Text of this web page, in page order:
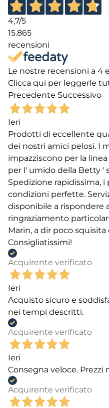
4,7/5
15.865
recensioni
Le nostre recensioni a 4
Clicca qui per leggerle
Precedente Successivo
Ieri
Prodotti di eccellente
dei nostri amici pelosi. I
impazziscono per la
per l' umido della Betty '
Spedizione rapidissima,
condizioni perfette.
disponibile a rispondere
ringraziamento
Marin, a dir poco squisita
Consigliatissimi!
Acquirente verificato
Ieri
Acquisto sicuro e
nei tempi descritti.
Acquirente verificato
Ieri
Consegna veloce.
Acquirente verificato